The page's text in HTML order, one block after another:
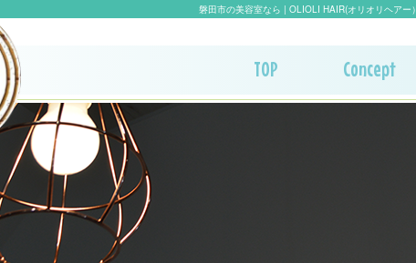
磐田市の美容室なら | OLIOLI HAIR(オリオリヘアー）
TOP Concept